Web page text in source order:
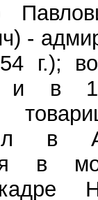
-
г.);
и в
в
в